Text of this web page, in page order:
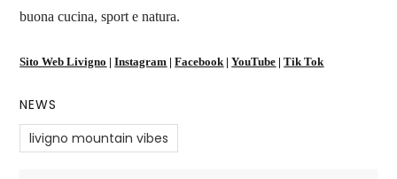
buona cucina, sport e natura.
Sito Web Livigno |Instagram |Facebook |YouTube |Tik Tok
NEWS
livigno mountain vibes